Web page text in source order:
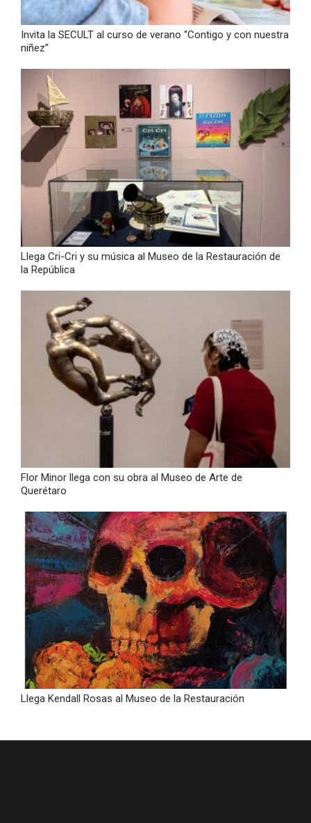
Invita la SECULT al curso de verano “Contigo y con nuestra
niñez”
Llega Cri-Cri y su música al Museo de la Restauración de
la República
Flor Minor llega con su obra al Museo de Arte de
Querétaro
Llega Kendall Rosas al Museo de la Restauración